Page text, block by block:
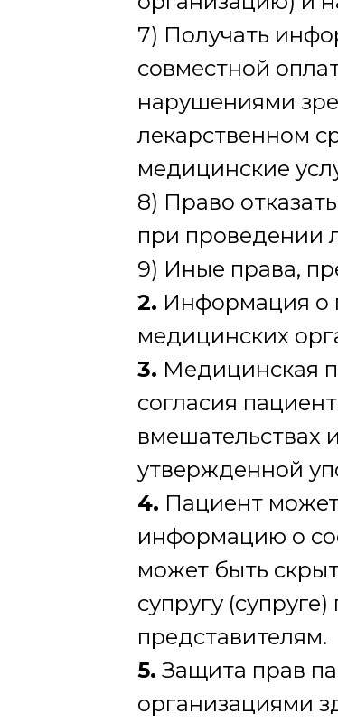
7) Получать
совместной
нарушениями
лекарственном
медицинские
8) Право
при проведении
9) Иные права,
2. Информация о
медицинских
3. Медицинская
согласия
вмешательствах
утвержденной
4. Пациент
информацию о
может быть
супругу
представителям.
5. Защита прав
организациями